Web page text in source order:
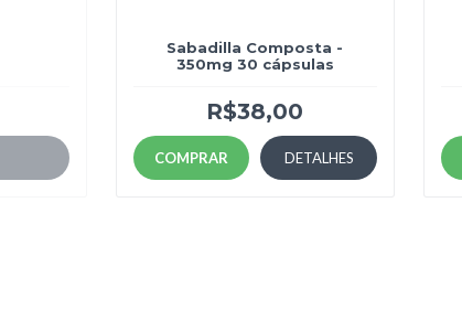
Sabadilla Composta -
350mg 30 cápsulas
R$38,00
COMPRAR DETALHES